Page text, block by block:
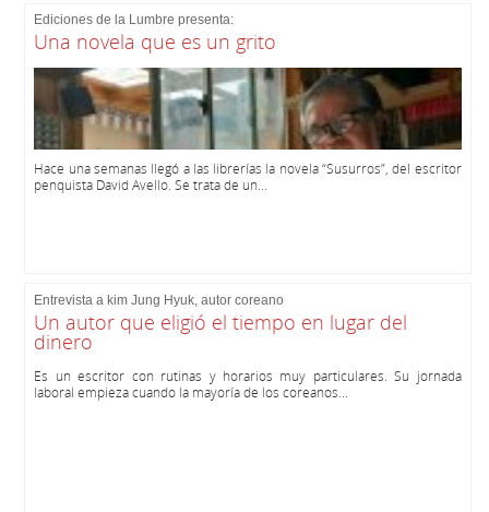
Ediciones de la Lumbre presenta:
Una novela que es un grito
Hace una semanas llegó a las librerías la novela “Susurros”, del escritor
penquista David Avello. Se trata de un...
Entrevista a kim Jung Hyuk, autor coreano
Un autor que eligió el tiempo en lugar del
dinero
Es un escritor con rutinas y horarios muy particulares. Su jornada
laboral empieza cuando la mayoría de los coreanos...